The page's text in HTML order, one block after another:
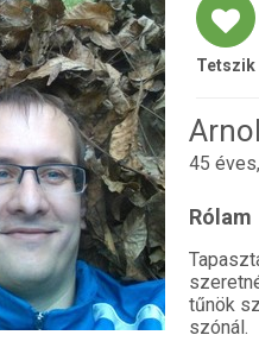
Tetszik
45
Rólam
tűnök
szónál.